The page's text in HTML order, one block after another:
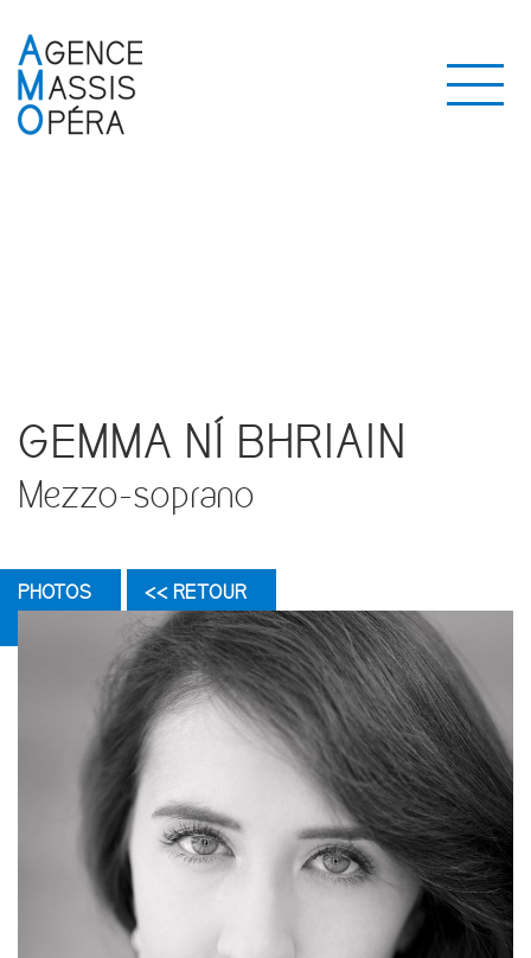
GEMMA NÍ BHRIAIN
Mezzo-soprano
PHOTOS << RETOUR